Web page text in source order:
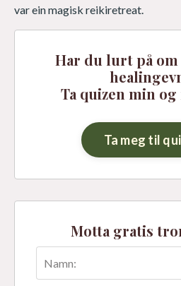
var ein magisk reikiretreat.
Har du lurt på om
Ta quizen min
Ta meg til
Motta gratis